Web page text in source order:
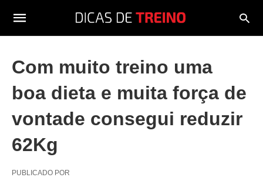
Com muito treino uma
boa dieta e muita força de
vontade consegui reduzir
62Kg
PUBLICADO POR